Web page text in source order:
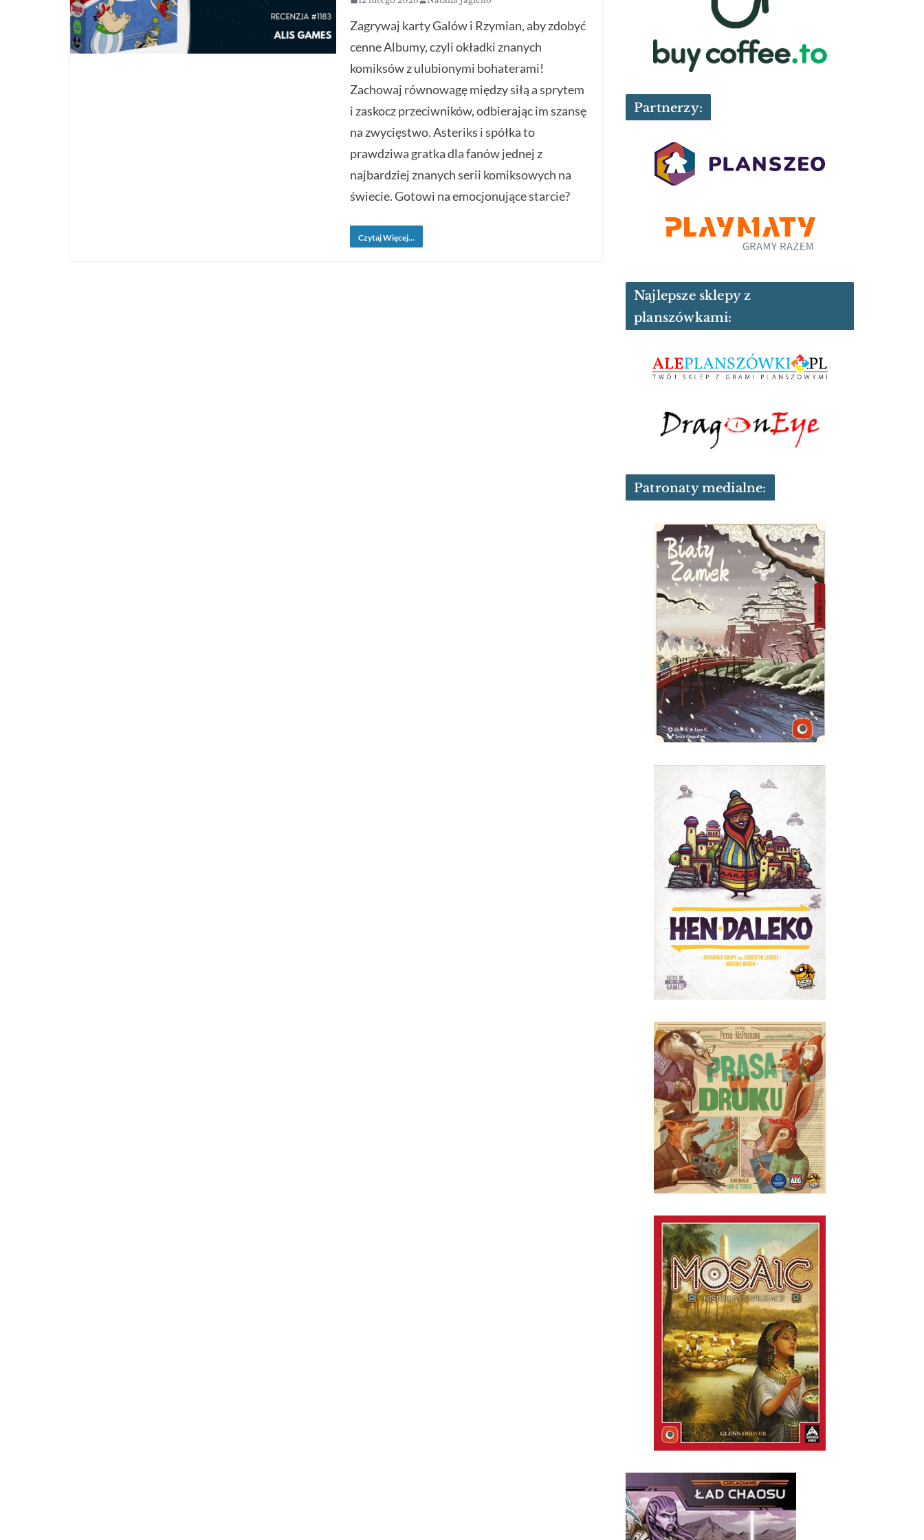
Zagrywaj karty Galów i Rzymian, aby zdobyć
cenne Albumy, czyli okładki znanych
komiksów z ulubionymi bohaterami!
Zachowaj równowagę między siłą a sprytem
i zaskocz przeciwników, odbierając im szansę
na zwycięstwo. Asteriks i spółka to
prawdziwa gratka dla fanów jednej z
najbardziej znanych serii komiksowych na
świecie. Gotowi na emocjonujące starcie?
Czytaj Więcej...
Partnerzy:
Najlepsze sklepy z
planszówkami:
Patronaty medialne: